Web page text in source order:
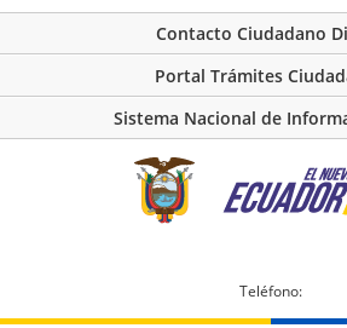
Contacto Ciudadano
Portal Trámites
Sistema Nacional de
Teléfono: